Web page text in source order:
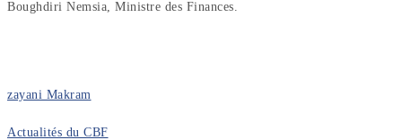
Boughdiri Nemsia, Ministre des Finances.
zayani Makram
Actualités du CBF